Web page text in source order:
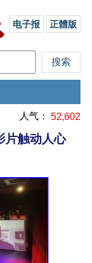
电子报 正體版
人气： 52,602
片触动人心